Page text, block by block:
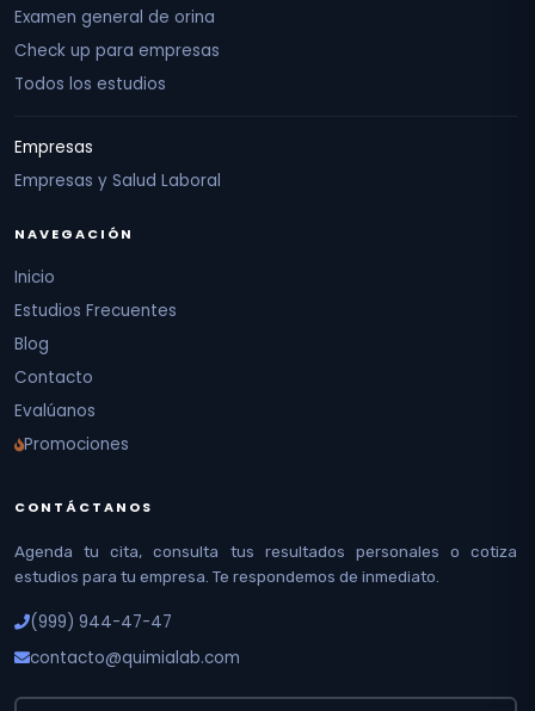
Examen general de orina
Check up para empresas
Todos los estudios
Empresas
Empresas y Salud Laboral
NAVEGACIÓN
Inicio
Estudios Frecuentes
Blog
Contacto
Evalúanos
Promociones
CONTÁCTANOS
Agenda tu cita, consulta tus resultados personales o cotiza
estudios para tu empresa. Te respondemos de inmediato.
(999) 944-47-47
contacto@quimialab.com